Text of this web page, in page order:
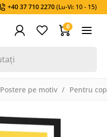
+40 37 710 2270(Lu-Vi: 10 - 15)
0
Postere pe motiv Pentru